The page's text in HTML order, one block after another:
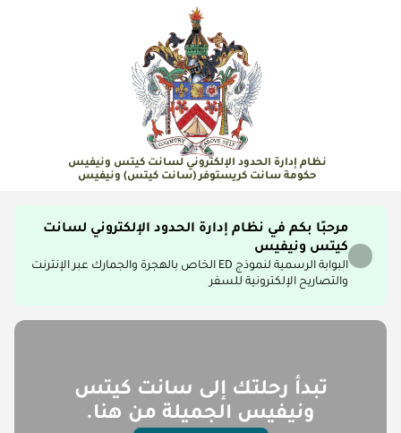
نظام إدارة الحدود الإلكتروني لسانت كيتس ونيفيس
حكومة سانت كريستوفر (سانت كيتس) ونيفيس
مرحبًا بكم في نظام إدارة الحدود الإلكتروني لسانت
كيتس ونيفيس
البوابة الرسمية لنموذج ED الخاص بالهجرة والجمارك عبر الإنترنت
والتصاريح الإلكترونية للسفر
تبدأ رحلتك إلى سانت كيتس
ونيفيس الجميلة من هنا.